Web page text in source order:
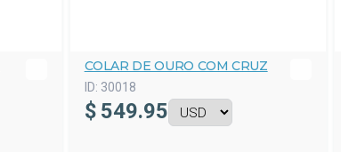
COLAR DE OURO COM CRUZ
ID: 30018
$ 549.95